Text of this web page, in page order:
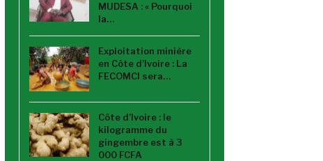
MUDESA : « Pourquoi
la…
Exploitation minière
en Côte d’Ivoire : La
FECOMCI sera…
Côte d’Ivoire : le
kilogramme du
gingembre est à 3
000 FCFA